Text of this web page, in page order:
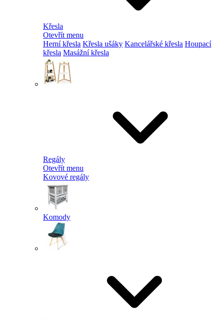
Křesla
Otevřít menu
Herní křesla Křesla ušáky Kancelářské křesla Houpací
křesla Masážní křesla
Regály
Otevřít menu
Kovové regály
Komody